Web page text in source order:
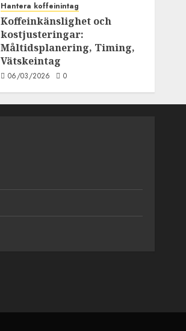
Hantera koffeinintag
Koffeinkänslighet och
kostjusteringar:
Måltidsplanering, Timing,
Vätskeintag
06/03/2026 0